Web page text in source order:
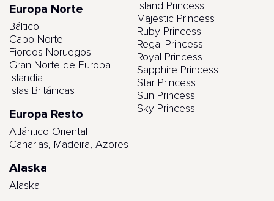
Europa Norte
Báltico
Cabo Norte
Fiordos Noruegos
Gran Norte de Europa
Islandia
Islas Británicas
Europa Resto
Atlántico Oriental
Canarias, Madeira, Azores
Alaska
Alaska
Island Princess
Majestic Princess
Ruby Princess
Regal Princess
Royal Princess
Sapphire Princess
Star Princess
Sun Princess
Sky Princess